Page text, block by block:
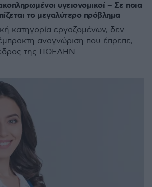
υγειονομικοί – Σε ποια
το μεγαλύτερο πρόβλημα
κατηγορία εργαζομένων, δεν
αναγνώριση που έπρεπε,
της ΠΟΕΔΗΝ